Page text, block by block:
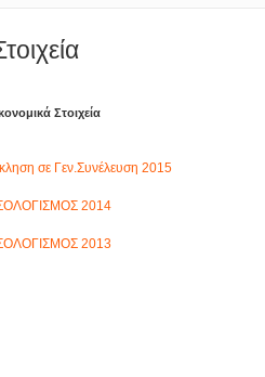
Στοιχεία
σε Γεν.Συνέλευση 2015
2014
2013